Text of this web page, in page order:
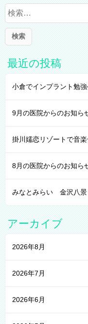
検
索
:
最近の投稿
小倉でインプラント勉
9月の医院からのお知ら
掛川嬬恋リゾートで音
8月の医院からのお知ら
みなとみらい 金沢八
アーカイブ
2026年8月
2026年7月
2026年6月